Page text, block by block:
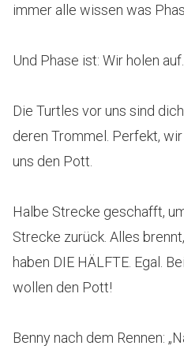
immer alle wissen was
Und Phase ist: Wir holen auf.
Die Turtles vor uns sind
deren Trommel. Perfekt,
uns den Pott.
Halbe Strecke geschafft,
Strecke zurück. Alles
haben DIE HÄLFTE. Egal.
wollen den Pott!
Benny nach dem Rennen: